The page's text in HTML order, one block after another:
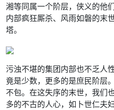
湘等同属一个阶层，侠义的他
内部疯狂厮杀、风雨如磐的末
塔。
污浊不堪的集团内部也不乏人
竟是少数，更多的是庶民阶层
不包。在这失序的末世，我们
多的不古的人心，如卜世仁夫